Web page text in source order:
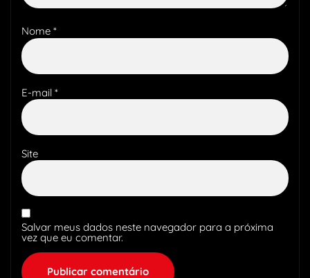
Nome *
E-mail *
Site
Salvar meus dados neste navegador para a próxima
vez que eu comentar.